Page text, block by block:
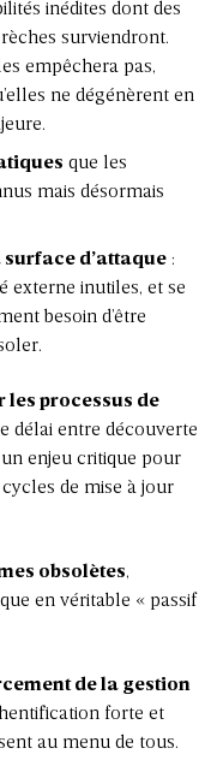
inédites dont des
surviendront.
empêchera pas,
ne dégénèrent en
que les
mais désormais
d’attaque :
externe inutiles, et se
besoin d’être
les processus de
délai entre découverte
enjeu critique pour
de mise à jour
obsolètes,
en véritable « passif
de la gestion
forte et
au menu de tous.